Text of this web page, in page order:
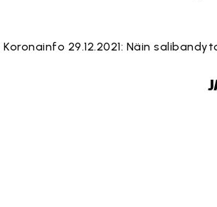
Koronainfo 29.12.2021: Näin